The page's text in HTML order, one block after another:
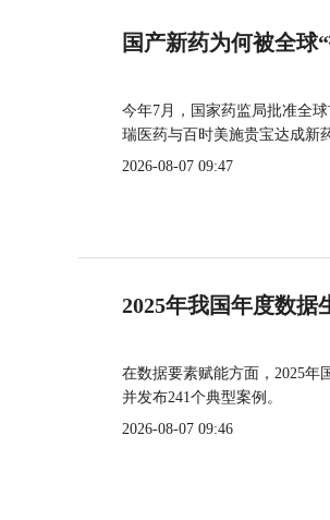
国产新药为何被全球
今年7月，国家药监局批准全
瑞医药与百时美施贵宝达成新
2026-08-07 09:47
2025年我国年度数据
在数据要素赋能方面，2025年
并发布241个典型案例。
2026-08-07 09:46